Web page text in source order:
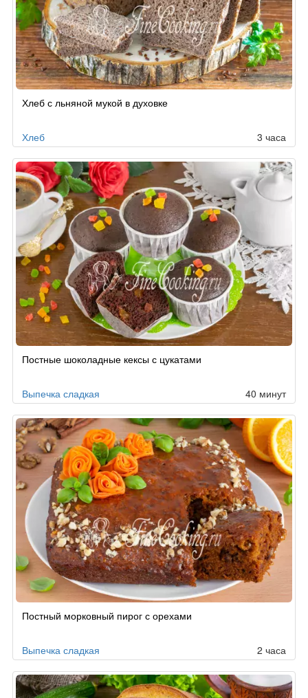
Хлеб с льняной мукой в духовке
Хлеб 3 часа
Постные шоколадные кексы с цукатами
Выпечка сладкая 40 минут
Постный морковный пирог с орехами
Выпечка сладкая 2 часа